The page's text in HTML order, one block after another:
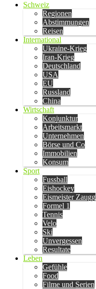
Schweiz
Regionen
Abstimmungen
Reisen
International
Ukraine-Krieg
Iran-Krieg
Deutschland
USA
EU
Russland
China
Wirtschaft
Konjunktur
Arbeitsmarkt
Unternehmen
Börse und Co
Immobilien
Konsum
Sport
Fussball
Eishockey
Eismeister Zaugg
Formel 1
Tennis
Velo
Ski
Unvergessen
Resultate
Leben
Gefühle
Food
Filme und Serien